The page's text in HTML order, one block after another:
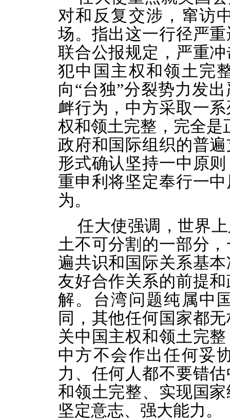
对和反复交涉，窜访
场。 指出这一行径严
联合公报规定，严重
犯中国主权和领土完
向“台独”分裂势力发
衅行为， 中方采取一
权和领土完整， 完全是
政府和国际组织的普
形式确认坚持一中原
重申利将坚定奉行一
为。
任大使强调，世界
土不可分割的一部分
遍共识和国际关系基
友好合作关系的前提
解。台湾问题纯属中
同，其他任何国家都
关中国主权和领土完
中方不会作出任何妥
力、任何人都不要错
和领土完整、实现国
坚定意志、强大能力。